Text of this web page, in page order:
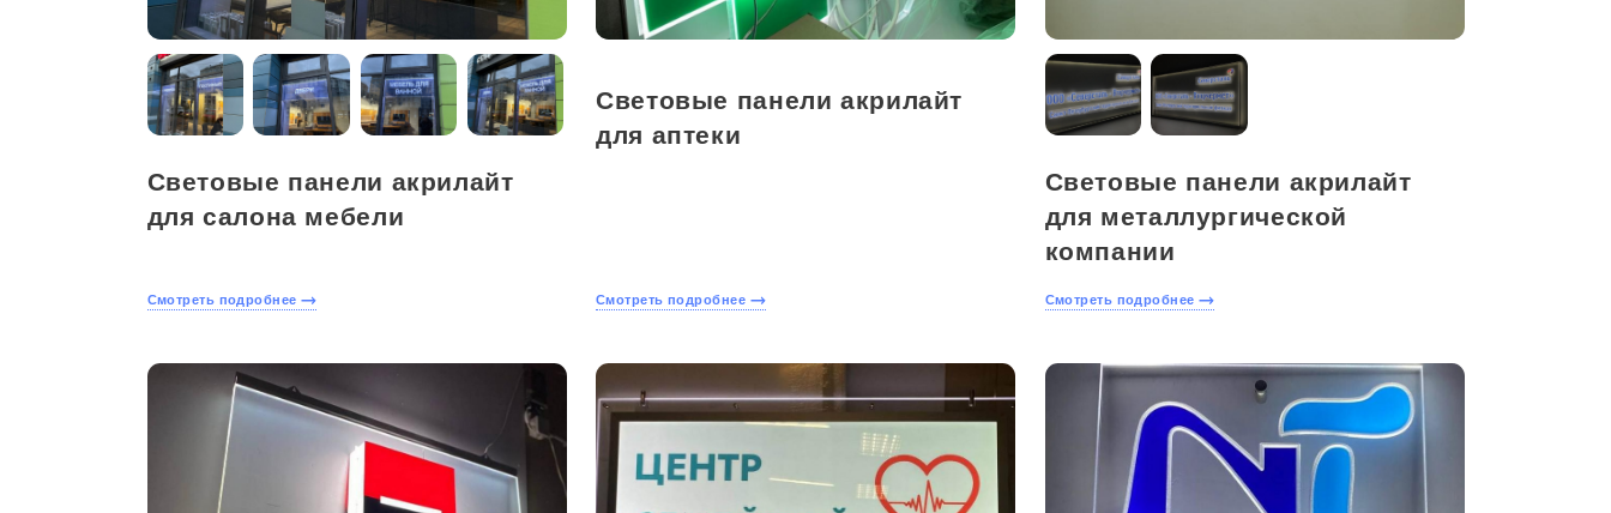
Световые панели акрилайт
для салона мебели
Смотреть подробнее
Световые панели акрилайт
для аптеки
Смотреть подробнее
Световые панели акрилайт
для металлургической
компании
Смотреть подробнее